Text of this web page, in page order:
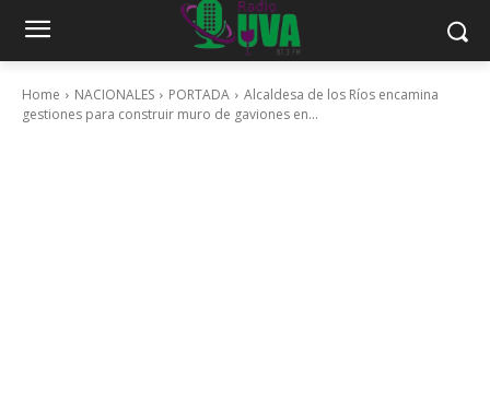
Home NACIONALES PORTADA
Alcaldesa de los Ríos encamina
gestiones para construir muro de gaviones en...